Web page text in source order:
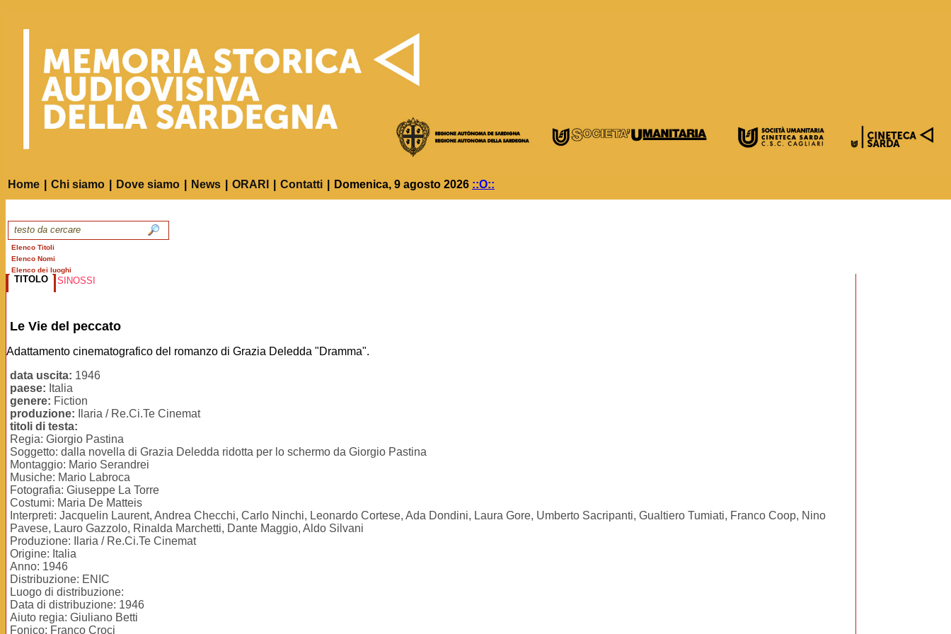
Home Chi siamo Dove siamo News ORARI Contatti Domenica, 9 agosto 2026 ::O::
Elenco Titoli
Elenco Nomi
Elenco dei luoghi
TITOLO SINOSSI
Le Vie del peccato
Adattamento cinematografico del romanzo di Grazia Deledda "Dramma".
data uscita: 1946
paese: Italia
genere: Fiction
produzione: Ilaria / Re.Ci.Te Cinemat
titoli di testa:
Regia: Giorgio Pastina
Soggetto: dalla novella di Grazia Deledda ridotta per lo schermo da Giorgio Pastina
Montaggio: Mario Serandrei
Musiche: Mario Labroca
Fotografia: Giuseppe La Torre
Costumi: Maria De Matteis
Interpreti: Jacquelin Laurent, Andrea Checchi, Carlo Ninchi, Leonardo Cortese, Ada Dondini, Laura Gore, Umberto Sacripanti, Gualtiero Tumiati, Franco Coop, Nino
Pavese, Lauro Gazzolo, Rinalda Marchetti, Dante Maggio, Aldo Silvani
Produzione: Ilaria / Re.Ci.Te Cinemat
Origine: Italia
Anno: 1946
Distribuzione: ENIC
Luogo di distribuzione:
Data di distribuzione: 1946
Aiuto regia: Giuliano Betti
Fonico: Franco Croci